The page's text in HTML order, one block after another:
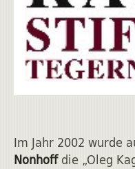
Im Jahr 2002 wurde
Nonhoffdie „Oleg